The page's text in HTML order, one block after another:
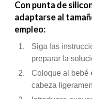
Con punta de
adaptarse al
empleo:
Siga las
preparar la
Coloque al bebé
cabeza